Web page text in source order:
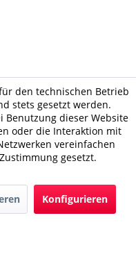
den technischen Betrieb
stets gesetzt werden.
Benutzung dieser Website
oder die Interaktion mit
vereinfachen
gesetzt.
Konfigurieren